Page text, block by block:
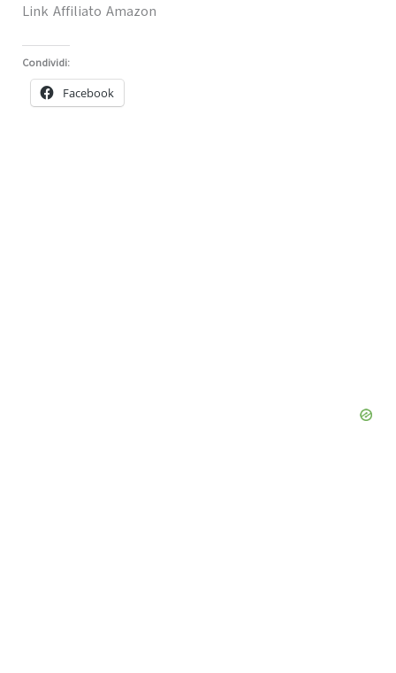
Link Affiliato Amazon
Condividi:
Facebook